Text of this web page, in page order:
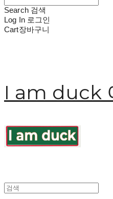
Search 검색
Log In 로그인
Cart장바구니
I am duck